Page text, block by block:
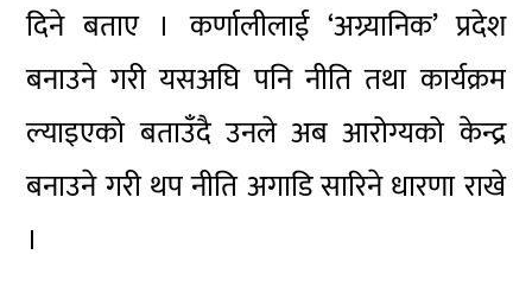
दिने बताए । कर्णालीलाई ‘अग्र्यानिक’ प्रदेश
बनाउने गरी यसअघि पनि नीति तथा कार्यक्रम
ल्याइएको बताउँदै उनले अब आरोग्यको केन्द्र
बनाउने गरी थप नीति अगाडि सारिने धारणा राखे
।